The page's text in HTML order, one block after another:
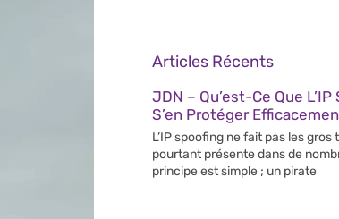
Articles Récents
JDN – Qu’est-Ce Que
S’en Protéger
L’IP spoofing ne fait pas les
pourtant présente dans de
principe est simple ; un pirate